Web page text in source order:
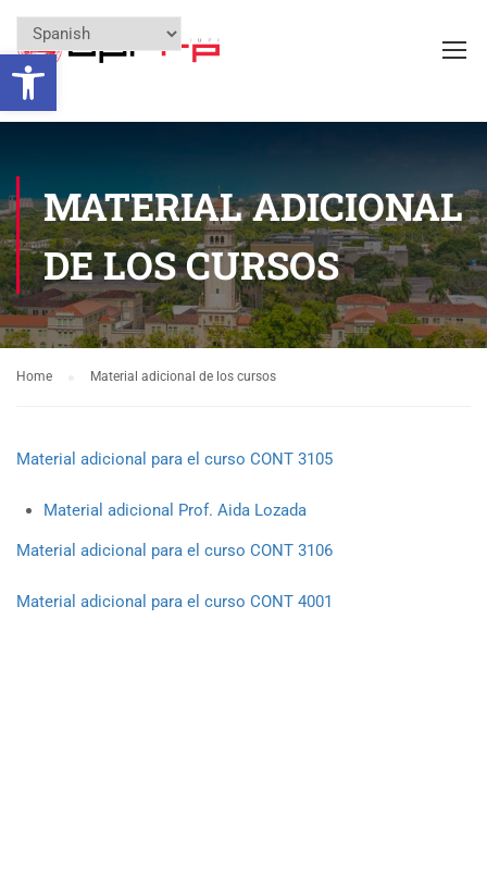
Open toolbar
MATERIAL ADICIONAL
DE LOS CURSOS
Home Material adicional de los cursos
Material adicional para el curso CONT 3105
Material adicional Prof. Aida Lozada
Material adicional para el curso CONT 3106
Material adicional para el curso CONT 4001